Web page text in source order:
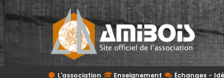
L'association Enseignement Échanges -